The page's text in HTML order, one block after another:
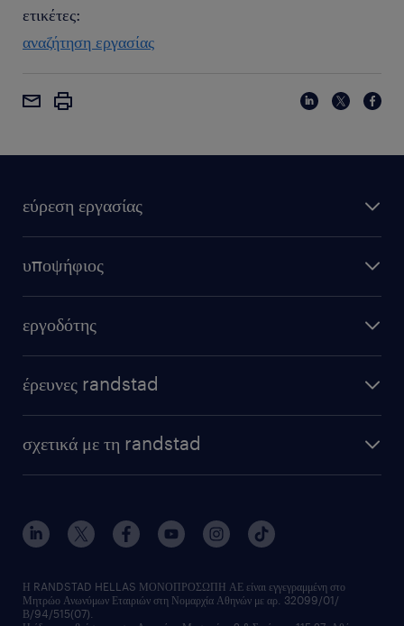
ετικέτες:
αναζήτηση εργασίας
εύρεση εργασίας
υποψήφιος
εργοδότης
έρευνες randstad
σχετικά με τη randstad
Η RANDSTAD HELLAS ΜΟΝΟΠΡΟΣΩΠΗ ΑΕ είναι εγγεγραμμένη στο
Μητρώο Ανωνύμων Εταιριών στη Νομαρχία Αθηνών με αρ. 32099/01/
Β/94/515(07).